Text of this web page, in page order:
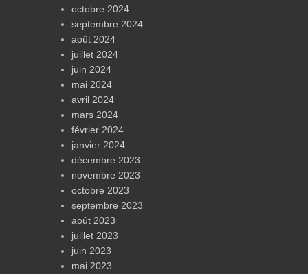
octobre 2024
septembre 2024
août 2024
juillet 2024
juin 2024
mai 2024
avril 2024
mars 2024
février 2024
janvier 2024
décembre 2023
novembre 2023
octobre 2023
septembre 2023
août 2023
juillet 2023
juin 2023
mai 2023